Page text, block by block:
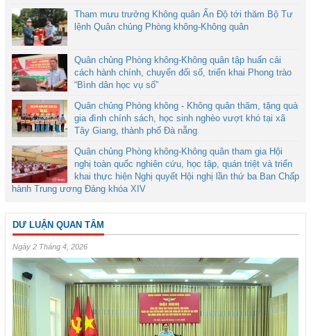
Tham mưu trưởng Không quân Ấn Độ tới thăm Bộ Tư
lệnh Quân chủng Phòng không-Không quân
Quân chủng Phòng không-Không quân tập huấn cải
cách hành chính, chuyển đổi số, triển khai Phong trào
“Bình dân học vụ số”
Quân chủng Phòng không - Không quân thăm, tặng quà
gia đình chính sách, học sinh nghèo vượt khó tại xã
Tây Giang, thành phố Đà nẵng
Quân chủng Phòng không-Không quân tham gia Hội
nghị toàn quốc nghiên cứu, học tập, quán triệt và triển
khai thực hiện Nghị quyết Hội nghị lần thứ ba Ban Chấp
hành Trung ương Đảng khóa XIV
DƯ LUẬN QUAN TÂM
Ngày 2 Tháng 4, 2026